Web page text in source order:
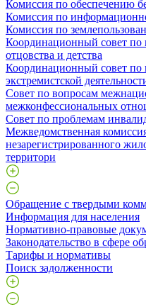
Комиссия по обеспечению
Комиссия по
Комиссия по
Координационный совет по
отцовства и детства
Координационный совет по
экстремистской
Совет по вопросам
межконфессиональных
Совет по проблемам
Межведомственная
незарегистрированного
территори
Обращение с твердыми
Информация для населения
Нормативно-правовые
Законодательство в сфере
Тарифы и нормативы
Поиск задолженности